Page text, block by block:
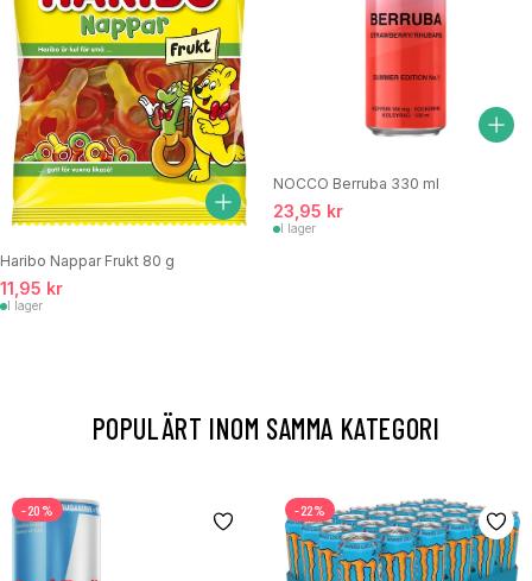
Haribo Nappar Frukt 80 g
11,95 kr
I lager
NOCCO Berruba 330 ml
23,95 kr
I lager
POPULÄRT INOM SAMMA KATEGORI
-20% -22%